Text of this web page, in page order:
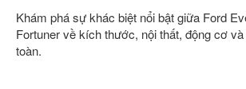
Khám phá sự khác biệt nổi bật giữa Ford
Fortuner về kích thước, nội thất, động cơ
toàn.